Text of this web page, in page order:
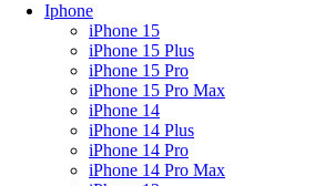
Iphone
iPhone 15
iPhone 15 Plus
iPhone 15 Pro
iPhone 15 Pro Max
iPhone 14
iPhone 14 Plus
iPhone 14 Pro
iPhone 14 Pro Max